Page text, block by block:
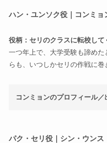
ハン・ユンソク役｜コンミョ
役柄：セリのクラスに転校し
一つ年上で、大学受験も諦め
らも、いつしかセリの作戦に巻
コンミョンのプロフィール／
パク・セリ役｜シン・ウンス